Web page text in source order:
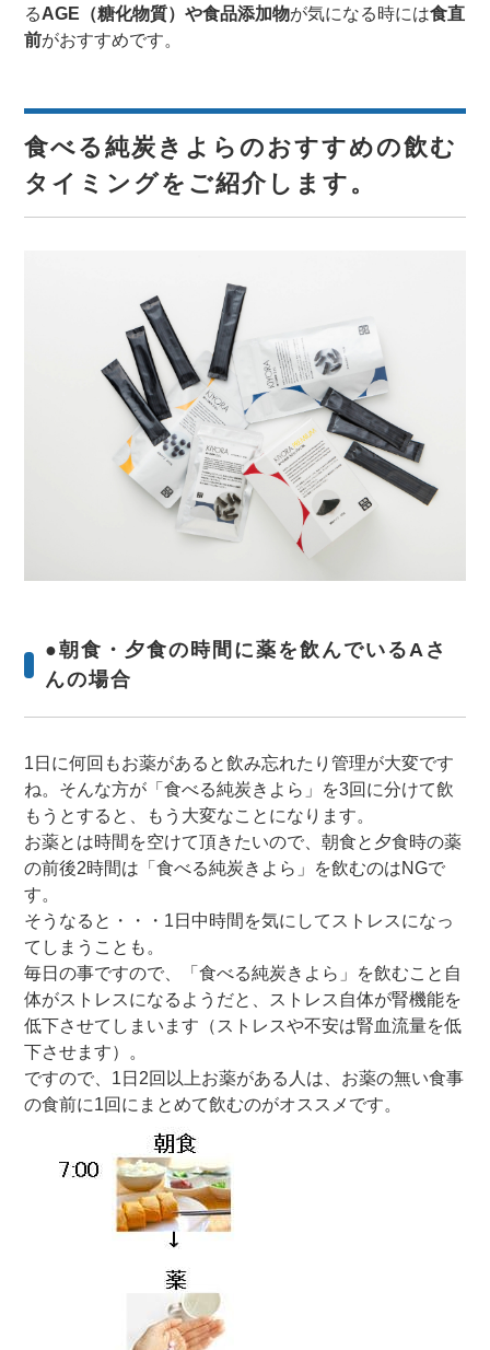
るAGE（糖化物質）や食品添加物が気になる時には食直
前がおすすめです。
食べる純炭きよらのおすすめの飲む
タイミングをご紹介します。
●朝食・夕食の時間に薬を飲んでいるAさ
んの場合
1日に何回もお薬があると飲み忘れたり管理が大変です
ね。そんな方が「食べる純炭きよら」を3回に分けて飲
もうとすると、もう大変なことになります。
お薬とは時間を空けて頂きたいので、朝食と夕食時の薬
の前後2時間は「食べる純炭きよら」を飲むのはNGで
す。
そうなると・・・1日中時間を気にしてストレスになっ
てしまうことも。
毎日の事ですので、「食べる純炭きよら」を飲むこと自
体がストレスになるようだと、ストレス自体が腎機能を
低下させてしまいます（ストレスや不安は腎血流量を低
下させます）。
ですので、1日2回以上お薬がある人は、お薬の無い食事
の食前に1回にまとめて飲むのがオススメです。